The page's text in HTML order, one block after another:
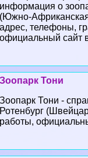
информация о
(Южно-
адрес, телефоны,
официальный сайт
Зоопарк Тони
Зоопарк Тони -
Ротенбург
работы,